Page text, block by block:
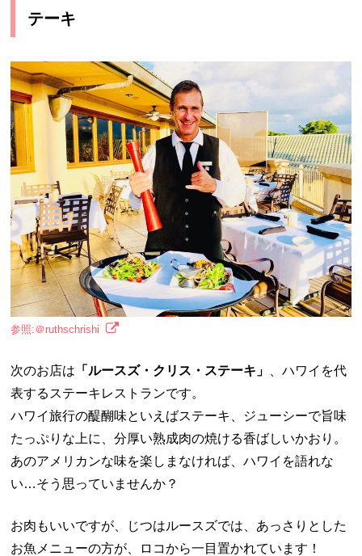
テーキ
参照:＠ruthschrishi
次のお店は 「ルースズ・クリス・ステーキ」
、ハワイを代
表するステーキレストランです。
ハワイ旅行の醍醐味といえばステーキ、ジューシーで旨味
たっぷりな上に、分厚い熟成肉の焼ける香ばしいかおり。
あのアメリカンな味を楽しまなければ、ハワイを語れな
い…そう思っていませんか？
お肉もいいですが、じつはルースズでは、あっさりとした
お魚メニューの方が、ロコから一目置かれています！